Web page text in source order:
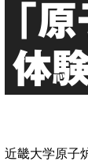
「
体験
近畿大学原子